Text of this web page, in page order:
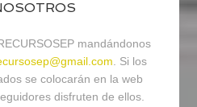
mandándonos
. Si los
se colocarán en la web
disfruten de ellos.